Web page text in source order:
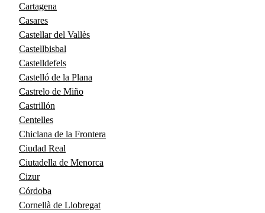
Cartagena
Casares
Castellar del Vallès
Castellbisbal
Castelldefels
Castelló de la Plana
Castrelo de Miño
Castrillón
Centelles
Chiclana de la Frontera
Ciudad Real
Ciutadella de Menorca
Cizur
Córdoba
Cornellà de Llobregat